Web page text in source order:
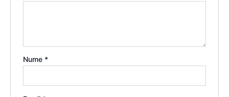
Nume *